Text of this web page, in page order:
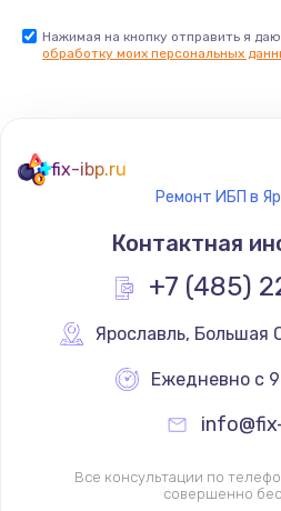
Нажимая на кнопку отправить я
обработку моих персональных
fix-ibp.ru
Ремонт ИБП в
Контактная
+7 (485)
Ярославль, Большая
Ежедневно с
Все консультации по
совершенно